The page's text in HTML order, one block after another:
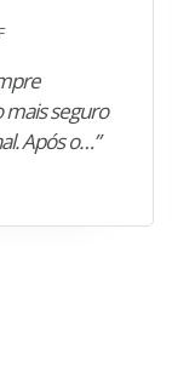
seguro
Após o…”